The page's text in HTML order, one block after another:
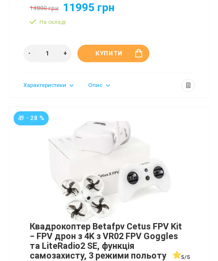
14800 грн 11995 грн
На складі
КУПИТИ
Характеристики Опис
🎁 - 28 %
Квадрокоптер Betafpv Cetus FPV Kit
− FPV дрон з 4K з VR02 FPV Goggles
та LiteRadio2 SE, функція
самозахисту, 3 режими польоту
5/5